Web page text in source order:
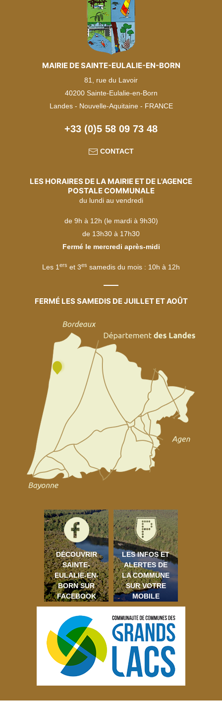
MAIRIE DE SAINTE-EULALIE-EN-BORN
81, rue du Lavoir
40200 Sainte-Eulalie-en-Born
Landes - Nouvelle-Aquitaine - FRANCE
+33 (0)5 58 09 73 48
CONTACT
LES HORAIRES DE LA MAIRIE ET DE L'AGENCE
POSTALE COMMUNALE
du lundi au vendredi
de 9h à 12h (le mardi à 9h30)
de 13h30 à 17h30
Fermé le mercredi après-midi
Les 1 ers et 3es samedis du mois : 10h à 12h
FERMÉ LES SAMEDIS DE JUILLET ET AOÛT
DÉCOUVRIR
SAINTE-
EULALIE-EN-
BORN SUR
FACEBOOK
LES INFOS ET
ALERTES DE
LA COMMUNE
SUR VOTRE
MOBILE